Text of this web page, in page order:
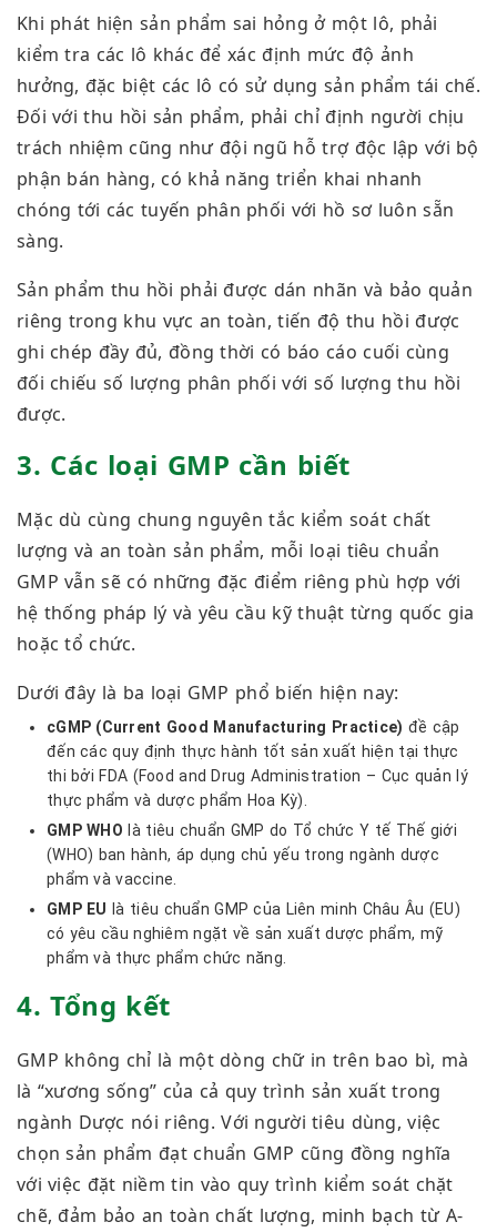
Khi phát hiện sản phẩm sai hỏng ở một lô, phải
kiểm tra các lô khác để xác định mức độ ảnh
hưởng, đặc biệt các lô có sử dụng sản phẩm tái chế.
Đối với thu hồi sản phẩm, phải chỉ định người chịu
trách nhiệm cũng như đội ngũ hỗ trợ độc lập với bộ
phận bán hàng, có khả năng triển khai nhanh
chóng tới các tuyến phân phối với hồ sơ luôn sẵn
sàng.
Sản phẩm thu hồi phải được dán nhãn và bảo quản
riêng trong khu vực an toàn, tiến độ thu hồi được
ghi chép đầy đủ, đồng thời có báo cáo cuối cùng
đối chiếu số lượng phân phối với số lượng thu hồi
được.
3. Các loại GMP cần biết
Mặc dù cùng chung nguyên tắc kiểm soát chất
lượng và an toàn sản phẩm, mỗi loại tiêu chuẩn
GMP vẫn sẽ có những đặc điểm riêng phù hợp với
hệ thống pháp lý và yêu cầu kỹ thuật từng quốc gia
hoặc tổ chức.
Dưới đây là ba loại GMP phổ biến hiện nay:
cGMP (Current Good Manufacturing Practice) đề cập
đến các quy định thực hành tốt sản xuất hiện tại thực
thi bởi FDA (Food and Drug Administration – Cục quản lý
thực phẩm và dược phẩm Hoa Kỳ).
GMP WHO là tiêu chuẩn GMP do Tổ chức Y tế Thế giới
(WHO) ban hành, áp dụng chủ yếu trong ngành dược
phẩm và vaccine.
GMP EU là tiêu chuẩn GMP của Liên minh Châu Âu (EU)
có yêu cầu nghiêm ngặt về sản xuất dược phẩm, mỹ
phẩm và thực phẩm chức năng.
4. Tổng kết
GMP không chỉ là một dòng chữ in trên bao bì, mà
là “xương sống” của cả quy trình sản xuất trong
ngành Dược nói riêng. Với người tiêu dùng, việc
chọn sản phẩm đạt chuẩn GMP cũng đồng nghĩa
với việc đặt niềm tin vào quy trình kiểm soát chặt
chẽ, đảm bảo an toàn chất lượng, minh bạch từ A-